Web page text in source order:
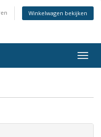
Winkelwagen bekijken
in-/